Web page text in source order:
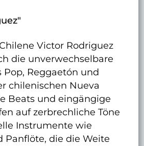
Victor Rodriguez
die unverwechselbare
Pop, Reggaetón und
chilenischen Nueva
Beats und eingängige
auf zerbrechliche Töne
Instrumente wie
Panflöte, die die Weite